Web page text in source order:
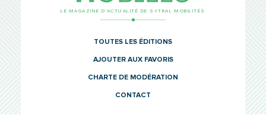
LE MAGAZINE D’ACTUALITÉ DE SYTRAL MOBILITÉS
TOUTES LES ÉDITIONS
AJOUTER AUX FAVORIS
CHARTE DE MODÉRATION
CONTACT